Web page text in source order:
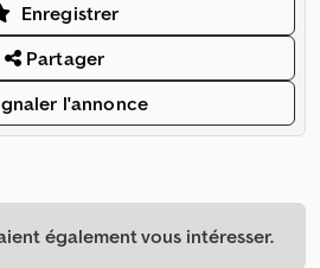
Enregistrer
Partager
l'annonce
également vous intéresser.